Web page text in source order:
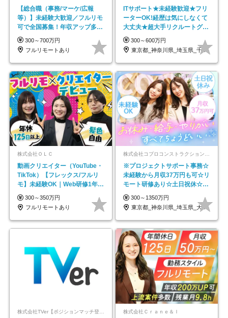
【総合職（事務/マーケ/広報
等）】未経験大歓迎／フルリモ
可で全国募集！年収アップ多数
★年休最大130日★
300～700万円
フルリモートあり
ITサポート★未経験歓迎★フリ
ーターOK!経歴は気にしなくて
大丈夫★超大手リクルートグル
ープの正社員/sg
300～600万円
東京都_神奈川県_埼玉県_千葉県_大阪府…
株式会社ＯＬＣ
動画クリエイター（YouTube・
TikTok）【フレックス/フルリ
モ】未経験OK｜Web研修1年間
｜副業OK
300～350万円
フルリモートあり
※プロジェクトサポート事務☆
未経験から月収37万円も可☆リ
モート研修あり☆土日祝休☆20
代～30代活躍/b
300～1350万円
東京都_神奈川県_埼玉県_大阪府_愛知県…
株式会社TVer【ポジションマッチ登録】 株式会社Ｃｒａｎｅ＆Ｉ